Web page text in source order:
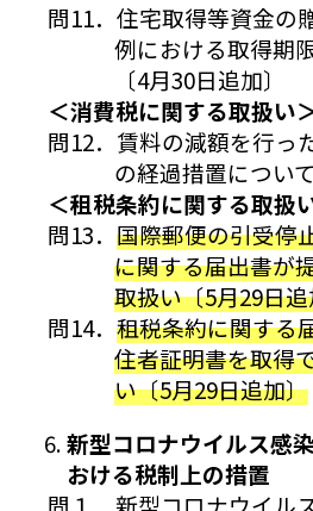
問11．住宅取得等資金の
例における取得期
〔4月30日追加〕
＜消費税に関する取扱い
問12．賃料の減額を行っ
の経過措置につい
＜租税条約に関する取扱
問13． 国際郵便の引受停
に関する届出書が
取扱い〔5月29日
問14． 租税条約に関する
住者証明書を取得
い〔5月29日追加〕
新型コロナウイルス感
おける税制上の措置
問１．新型コロナウイル